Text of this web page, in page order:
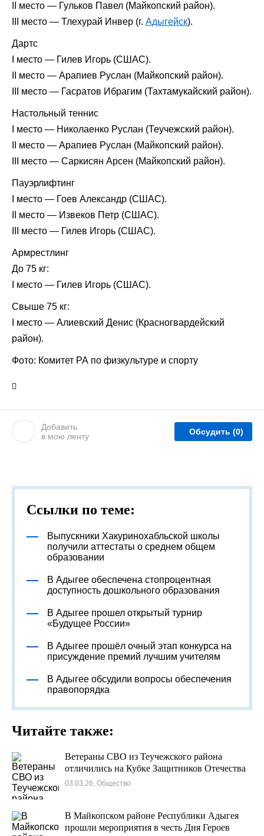
II место — Гульков Павел (Майкопский район).
III место — Тлехурай Инвер (г. Адыгейск).
Дартс
I место — Гилев Игорь (СШАС).
II место — Арапиев Руслан (Майкопский район).
III место — Гасратов Ибрагим (Тахтамукайский район).
Настольный теннис
I место — Николаенко Руслан (Теучежский район).
II место — Арапиев Руслан (Майкопский район).
III место — Саркисян Арсен (Майкопский район).
Пауэрлифтинг
I место — Гоев Александр (СШАС).
II место — Извеков Петр (СШАС).
III место — Гилев Игорь (СШАС).
Армрестлинг
До 75 кг:
I место — Гилев Игорь (СШАС).
Свыше 75 кг:
I место — Алиевский Денис (Красногвардейский
район).
Фото: Комитет РА по физкультуре и спорту
Добавить
в мою ленту
Обсудить (0)
Ссылки по теме:
Выпускники Хакуринохабльской школы
получили аттестаты о среднем общем
образовании
В Адыгее обеспечена стопроцентная
доступность дошкольного образования
В Адыгее прошел открытый турнир
«Будущее России»
В Адыгее прошёл очный этап конкурса на
присуждение премий лучшим учителям
В Адыгее обсудили вопросы обеспечения
правопорядка
Читайте также:
Ветераны СВО из Теучежского района
отличились на Кубке Защитников Отечества
03.03.26, Общество
В Майкопском районе Республики Адыгея
прошли мероприятия в честь Дня Героев